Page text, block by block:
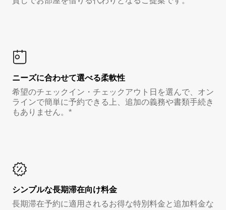
ニーズに合わせて選べる柔軟性
希望のチェックイン・チェックアウト日を選んで、オン
ラインで簡単に予約できる上、追加の義務や書類手続き
もありません。*
シンプルな長期滞在向け料金
長期滞在予約に適用されるお得な特別料金と追加料金な